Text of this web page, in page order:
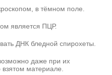
в тёмном поле.
является ПЦР.
ДНК бледной спирохеты.
даже при их
взятом материале.